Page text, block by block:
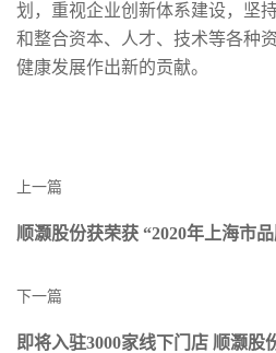
划，重视企业创新体系建设，坚
和整合资本、人才、技术等各种
健康发展作出新的贡献。
上一篇
顺灏股份获荣获 “2020年上海市
下一篇
即将入驻3000家线下门店 顺灏股